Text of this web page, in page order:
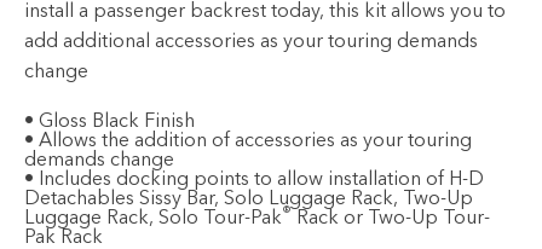
install a passenger backrest today, this kit allows you to
add additional accessories as your touring demands
change
• Gloss Black Finish
• Allows the addition of accessories as your touring
demands change
• Includes docking points to allow installation of H-D
Detachables Sissy Bar, Solo Luggage Rack, Two-Up
Luggage Rack, Solo Tour-Pak® Rack or Two-Up Tour-
Pak Rack